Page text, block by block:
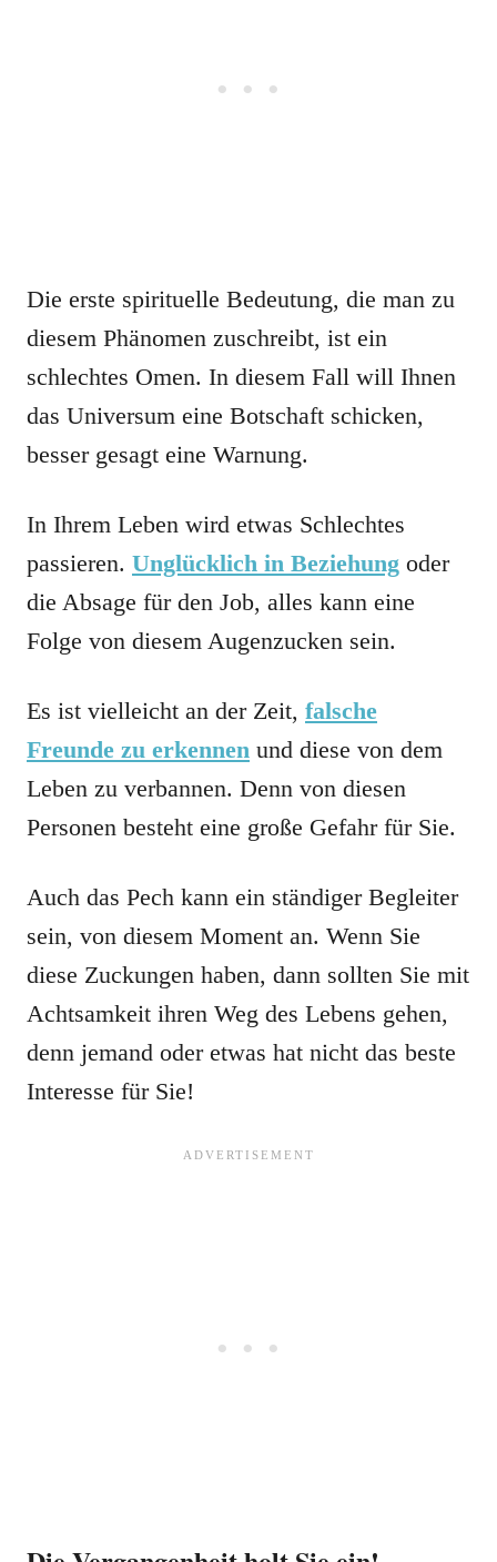
Die erste spirituelle Bedeutung, die man zu
diesem Phänomen zuschreibt, ist ein
schlechtes Omen. In diesem Fall will Ihnen
das Universum eine Botschaft schicken,
besser gesagt eine Warnung.
In Ihrem Leben wird etwas Schlechtes
passieren. Unglücklich in Beziehung oder
die Absage für den Job, alles kann eine
Folge von diesem Augenzucken sein.
Es ist vielleicht an der Zeit, falsche
Freunde zu erkennen und diese von dem
Leben zu verbannen. Denn von diesen
Personen besteht eine große Gefahr für Sie.
Auch das Pech kann ein ständiger Begleiter
sein, von diesem Moment an. Wenn Sie
diese Zuckungen haben, dann sollten Sie mit
Achtsamkeit ihren Weg des Lebens gehen,
denn jemand oder etwas hat nicht das beste
Interesse für Sie!